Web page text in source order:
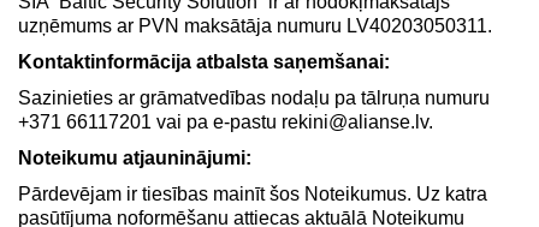
uzņēmums ar PVN maksātāja numuru LV40203050311.
Kontaktinformācija atbalsta saņemšanai:
Sazinieties ar grāmatvedības nodaļu pa tālruņa numuru
+371 66117201 vai pa e-pastu rekini@alianse.lv.
Noteikumu atjauninājumi:
Pārdevējam ir tiesības mainīt šos Noteikumus. Uz katra
pasūtījuma noformēšanu attiecas aktuālā Noteikumu